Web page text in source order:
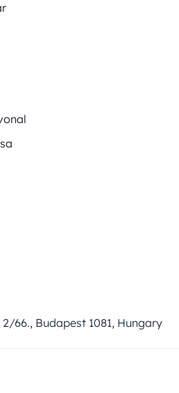
66., Budapest 1081, Hungary